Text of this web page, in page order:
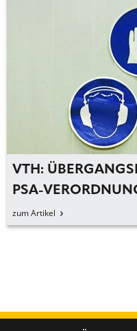
VTH:
PSA-
zum Artikel